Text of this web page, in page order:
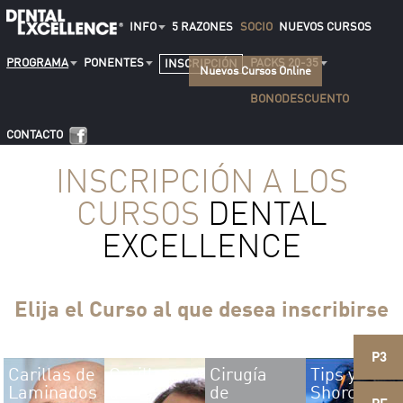
P3
INFO 5 RAZONES SOCIO NUEVOS CURSOS
PROGRAMA PONENTES INSCRIPCIÓN PACKS 20-35
BONODESCUENTO
CONTACTO
Nuevos Cursos Online
INSCRIPCIÓN A LOS
CURSOS DENTAL
EXCELLENCE
Elija el Curso al que desea inscribirse
Carillas de
Laminados
Carillas
Cirugía
de
Tips y
Shorcuts